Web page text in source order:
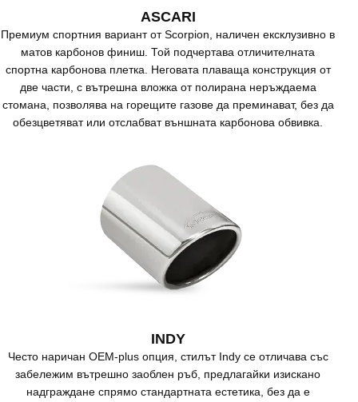
ASCARI
Премиум спортния вариант от Scorpion, наличен ексклузивно в
матов карбонов финиш. Той подчертава отличителната
спортна карбонова плетка. Неговата плаваща конструкция от
две части, с вътрешна вложка от полирана неръждаема
стомана, позволява на горещите газове да преминават, без да
обезцветяват или отслабват външната карбонова обвивка.
INDY
Често наричан OEM-plus опция, стилът Indy се отличава със
забележим вътрешно заоблен ръб, предлагайки изискано
надграждане спрямо стандартната естетика, без да е